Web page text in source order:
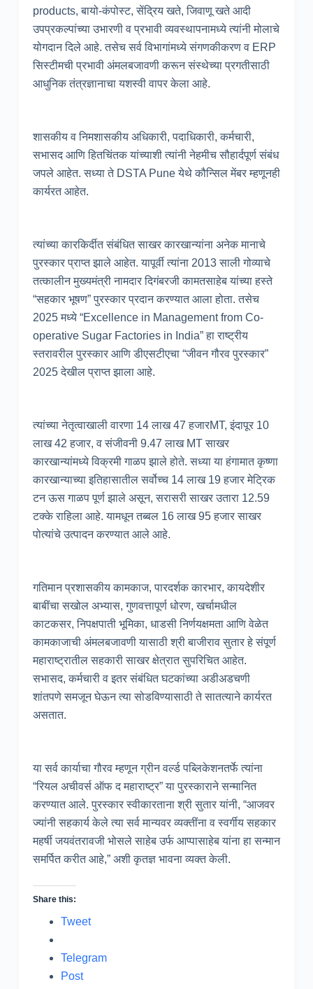
products, बायो-कंपोस्ट, सेंद्रिय खते, जिवाणू खते आदी
उपप्रकल्पांच्या उभारणी व प्रभावी व्यवस्थापनामध्ये त्यांनी मोलाचे
योगदान दिले आहे. तसेच सर्व विभागांमध्ये संगणकीकरण व ERP
सिस्टीमची प्रभावी अंमलबजावणी करून संस्थेच्या प्रगतीसाठी
आधुनिक तंत्रज्ञानाचा यशस्वी वापर केला आहे.
शासकीय व निमशासकीय अधिकारी, पदाधिकारी, कर्मचारी,
सभासद आणि हितचिंतक यांच्याशी त्यांनी नेहमीच सौहार्दपूर्ण संबंध
जपले आहेत. सध्या ते DSTA Pune येथे कौन्सिल मेंबर म्हणूनही
कार्यरत आहेत.
त्यांच्या कारकिर्दीत संबंधित साखर कारखान्यांना अनेक मानाचे
पुरस्कार प्राप्त झाले आहेत. यापूर्वी त्यांना 2013 साली गोव्याचे
तत्कालीन मुख्यमंत्री नामदार दिगंबरजी कामतसाहेब यांच्या हस्ते
“सहकार भूषण” पुरस्कार प्रदान करण्यात आला होता. तसेच
2025 मध्ये “Excellence in Management from Co-
operative Sugar Factories in India” हा राष्ट्रीय
स्तरावरील पुरस्कार आणि डीएसटीएचा “जीवन गौरव पुरस्कार”
2025 देखील प्राप्त झाला आहे.
त्यांच्या नेतृत्वाखाली वारणा 14 लाख 47 हजारMT, इंदापूर 10
लाख 42 हजार, व संजीवनी 9.47 लाख MT साखर
कारखान्यांमध्ये विक्रमी गाळप झाले होते. सध्या या हंगामात कृष्णा
कारखान्याच्या इतिहासातील सर्वोच्च 14 लाख 19 हजार मेट्रिक
टन ऊस गाळप पूर्ण झाले असून, सरासरी साखर उतारा 12.59
टक्के राहिला आहे. यामधून तब्बल 16 लाख 95 हजार साखर
पोत्यांचे उत्पादन करण्यात आले आहे.
गतिमान प्रशासकीय कामकाज, पारदर्शक कारभार, कायदेशीर
बाबींचा सखोल अभ्यास, गुणवत्तापूर्ण धोरण, खर्चामधील
काटकसर, निपक्षपाती भूमिका, धाडसी निर्णयक्षमता आणि वेळेत
कामकाजाची अंमलबजावणी यासाठी श्री बाजीराव सुतार हे संपूर्ण
महाराष्ट्रातील सहकारी साखर क्षेत्रात सुपरिचित आहेत.
सभासद, कर्मचारी व इतर संबंधित घटकांच्या अडीअडचणी
शांतपणे समजून घेऊन त्या सोडविण्यासाठी ते सातत्याने कार्यरत
असतात.
या सर्व कार्याचा गौरव म्हणून ग्रीन वर्ल्ड पब्लिकेशनतर्फे त्यांना
“रियल अचीवर्स ऑफ द महाराष्ट्र” या पुरस्काराने सन्मानित
करण्यात आले. पुरस्कार स्वीकारताना श्री सुतार यांनी, “आजवर
ज्यांनी सहकार्य केले त्या सर्व मान्यवर व्यक्तींना व स्वर्गीय सहकार
महर्षी जयवंतरावजी भोसले साहेब उर्फ आप्पासाहेब यांना हा सन्मान
समर्पित करीत आहे,” अशी कृतज्ञ भावना व्यक्त केली.
Share this:
Tweet
Telegram
Post